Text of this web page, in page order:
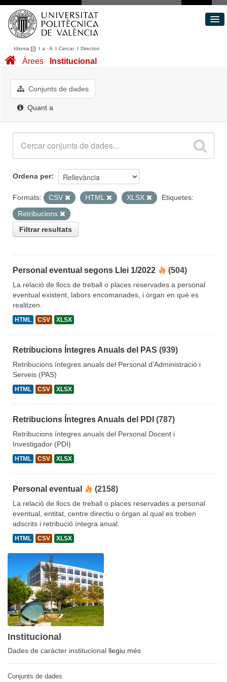
Idioma I a ·A I CercarI Directori
Conjunts de dades
Quant a
Àrees Institucional
Conjunts de dades
Quant a
Ordena per
Formats: CSV HTML XLSX
Etiquetes:
Retribucions
Filtrar resultats
Personal eventual segons Llei 1/2022 (504)
La relació de llocs de treball o places reservades a personal
eventual existent, labors encomanades, i òrgan en què es
realitzen.
HTML CSV XLSX
Retribucions Íntegres Anuals del PAS (939)
Retribucions íntegres anuals del Personal d'Administració i
Serveis (PAS)
HTML CSV XLSX
Retribucions Íntegres Anuals del PDI (787)
Retribucions íntegres anuals del Personal Docent i
Investigador (PDI)
HTML CSV XLSX
Personal eventual (2158)
La relació de llocs de treball o places reservades a personal
eventual, entitat, centre directiu o òrgan al qual es troben
adscrits i retribució íntegra anual.
HTML CSV XLSX
Institucional
Dades de caràcter institucional llegiu més
Conjunts de dades